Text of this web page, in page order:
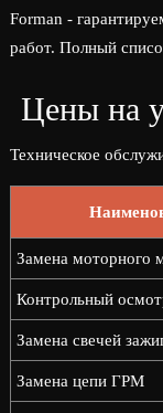
Forman -
работ. Полный
Цены на
Техническое
Замена моторного
Контрольный
Замена свечей
Замена цепи ГРМ